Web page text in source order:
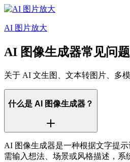
AI 图片放大
AI 图像生成器常见问题
关于 AI 文生图、文本转图片、多
什么是 AI 图像生成器？
AI 图像生成器是一种根据文字提
需输入想法、场景或风格描述，系